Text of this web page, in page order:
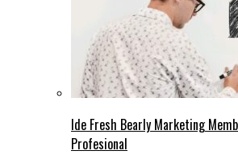
Ide Fresh Bearly Marketing
Profesional